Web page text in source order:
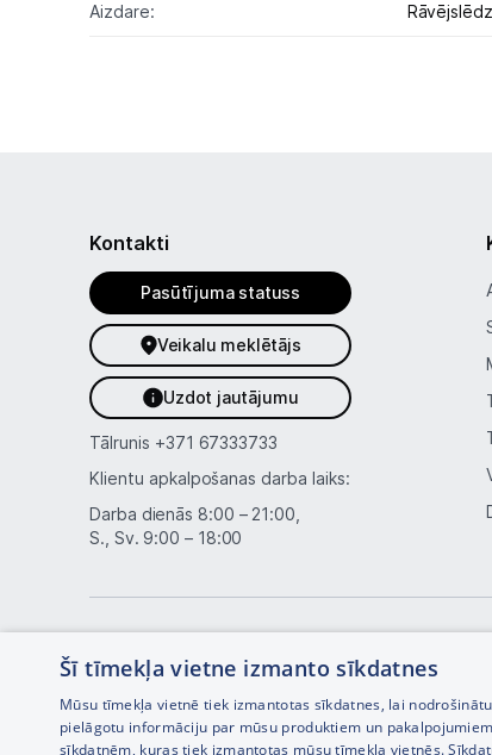
Aizdare:
Kontakti
Pasūtījuma statuss
Veikalu meklētājs
Uzdot jautājumu
Tālrunis +371 67333733
Klientu apkalpošanas darba laiks:
Darba dienās 8:00 – 21:00,
S., Sv. 9:00 – 18:00
Šī tīmekļa vietne izmanto sīkdatnes
Mūsu tīmekļa vietnē tiek izmantotas sīkdatnes, lai
pielāgotu informāciju par mūsu produktiem un
sīkdatnēm, kuras tiek izmantotas mūsu tīmekļa vietnēs.